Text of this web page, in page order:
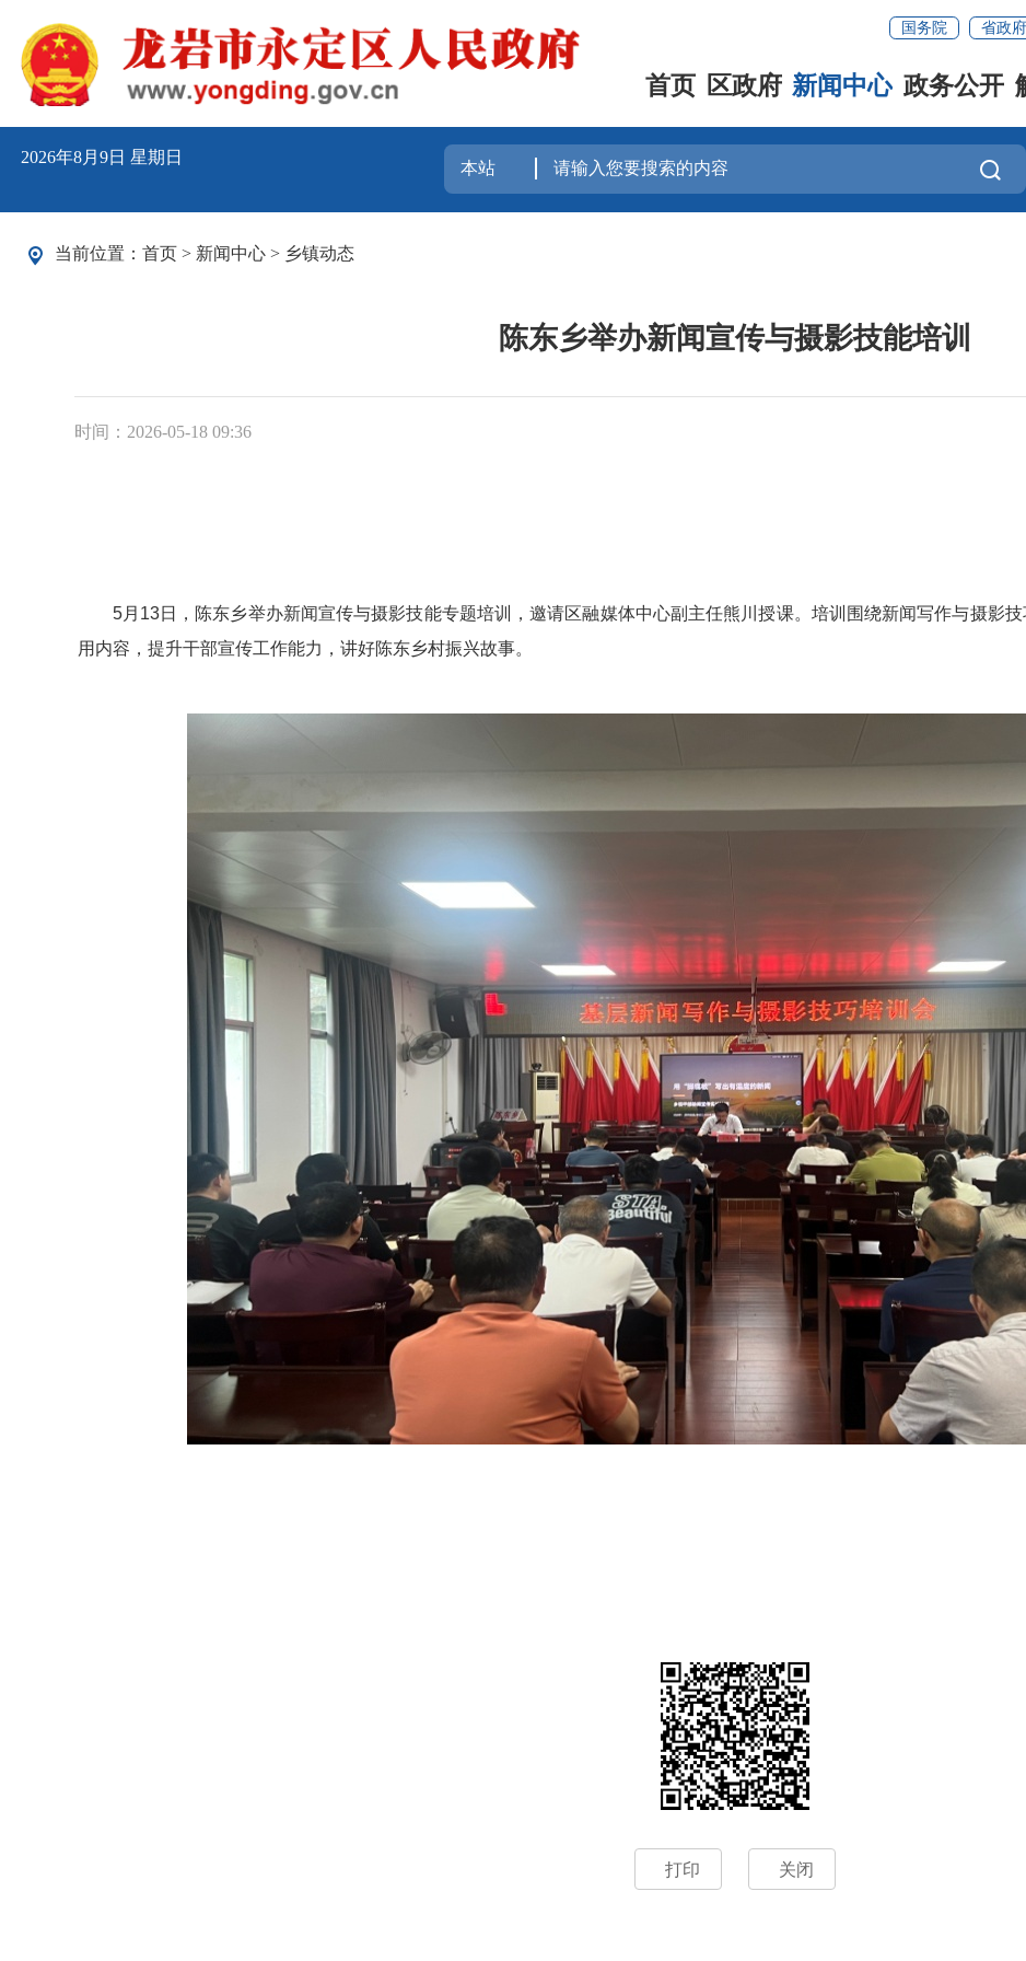
国务院 省政府
首页 区政府 新闻中心 政务公开
2026年8月9日 星期日
当前位置： 首页 > 新闻中心 > 乡镇动态
陈东乡举办新闻宣传与摄影技能培训
时间：2026-05-18 09:36
5月13日，陈东乡举办新闻宣传与摄影技能专题培训，邀请区融媒体中心副主任熊川授课。培训围绕新闻写作与摄影
用内容，提升干部宣传工作能力，讲好陈东乡村振兴故事。
打印 关闭